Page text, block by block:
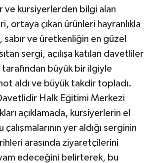
ve kursiyerlerden bilgi alan
ortaya çıkan ürünleri hayranlıkla
ve üretkenliğin en güzel
sergi, açılışa katılan davetliler
büyük bir ilgiyle
aldı ve büyük takdir topladı.
Halk Eğitimi Merkezi
açıklamada, kursiyerlerin el
yer aldığı serginin
arasında ziyaretçilerini
edeceğini belirterek, bu